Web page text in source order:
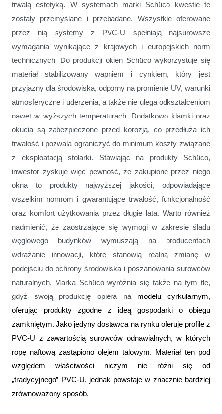
trwałą estetyką. W systemach marki Schüco kwestie te
zostały przemyślane i przebadane. Wszystkie oferowane
przez nią systemy z PVC-U spełniają najsurowsze
wymagania wynikające z krajowych i europejskich norm
technicznych. Do produkcji okien Schüco wykorzystuje się
materiał stabilizowany wapniem i cynkiem, który jest
przyjazny dla środowiska, odporny na promienie UV, warunki
atmosferyczne i uderzenia, a także nie ulega odkształceniom
nawet w wyższych temperaturach. Dodatkowo klamki oraz
okucia są zabezpieczone przed korozją, co przedłuża ich
trwałość i pozwala ograniczyć do minimum koszty związane
z eksploatacją stolarki. Stawiając na produkty Schüco,
inwestor zyskuje więc pewność, że zakupione przez niego
okna to produkty najwyższej jakości, odpowiadające
wszelkim normom i gwarantujące trwałość, funkcjonalność
oraz komfort użytkowania przez długie lata. Warto również
nadmienić, że zaostrzające się wymogi w zakresie śladu
węglowego budynków wymuszają na producentach
wdrażanie innowacji, które stanowią realną zmianę w
podejściu do ochrony środowiska i poszanowania surowców
naturalnych. Marka Schüco wyróżnia się także na tym tle,
gdyż swoją produkcję opiera na modelu cyrkularnym,
oferując produkty zgodne z ideą gospodarki o obiegu
zamkniętym. Jako jedyny dostawca na rynku oferuje profile z
PVC-U z zawartością surowców odnawialnych, w których
ropę naftową zastąpiono olejem talowym. Materiał ten pod
względem właściwości niczym nie różni się od
„tradycyjnego” PVC-U, jednak powstaje w znacznie bardziej
zrównoważony sposób.